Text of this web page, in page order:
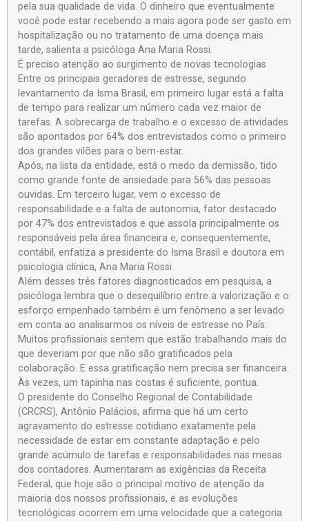
pela sua qualidade de vida. O dinheiro que eventualmente
você pode estar recebendo a mais agora pode ser gasto em
hospitalização ou no tratamento de uma doença mais
tarde, salienta a psicóloga Ana Maria Rossi.
É preciso atenção ao surgimento de novas tecnologias
Entre os principais geradores de estresse, segundo
levantamento da Isma Brasil, em primeiro lugar está a falta
de tempo para realizar um número cada vez maior de
tarefas. A sobrecarga de trabalho e o excesso de atividades
são apontados por 64% dos entrevistados como o primeiro
dos grandes vilões para o bem-estar.
Após, na lista da entidade, está o medo da demissão, tido
como grande fonte de ansiedade para 56% das pessoas
ouvidas. Em terceiro lugar, vem o excesso de
responsabilidade e a falta de autonomia, fator destacado
por 47% dos entrevistados e que assola principalmente os
responsáveis pela área financeira e, consequentemente,
contábil, enfatiza a presidente do Isma Brasil e doutora em
psicologia clínica, Ana Maria Rossi.
Além desses três fatores diagnosticados em pesquisa, a
psicóloga lembra que o desequilíbrio entre a valorização e o
esforço empenhado também é um fenômeno a ser levado
em conta ao analisarmos os níveis de estresse no País.
Muitos profissionais sentem que estão trabalhando mais do
que deveriam por que não são gratificados pela
colaboração. E essa gratificação nem precisa ser financeira.
Às vezes, um tapinha nas costas é suficiente, pontua.
O presidente do Conselho Regional de Contabilidade
(CRCRS), Antônio Palácios, afirma que há um certo
agravamento do estresse cotidiano exatamente pela
necessidade de estar em constante adaptação e pelo
grande acúmulo de tarefas e responsabilidades nas mesas
dos contadores. Aumentaram as exigências da Receita
Federal, que hoje são o principal motivo de atenção da
maioria dos nossos profissionais, e as evoluções
tecnológicas ocorrem em uma velocidade que a categoria